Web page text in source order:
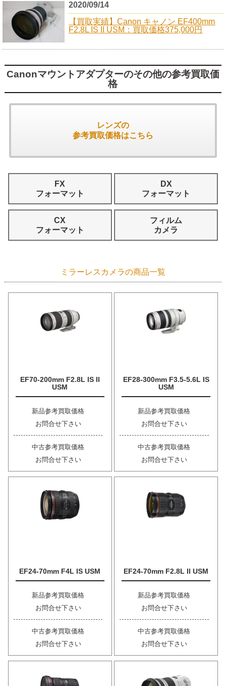
2020/09/14
【買取実績】Canon キャノン EF400mm
F2.8L IS II USM：買取価格375,000円
Canonマウントアダプターのその他の参考買取価
格
レンズの
参考買取価格はこちら
FX
フォーマット
DX
フォーマット
CX
フォーマット
フィルム
カメラ
ミラーレスカメラの商品一覧
EF70-200mm F2.8L IS II
USM
新品参考買取価格
お問合せ下さい
中古参考買取価格
お問合せ下さい
EF28-300mm F3.5-5.6L IS
USM
新品参考買取価格
お問合せ下さい
中古参考買取価格
お問合せ下さい
EF24-70mm F4L IS USM
新品参考買取価格
お問合せ下さい
中古参考買取価格
お問合せ下さい
EF24-70mm F2.8L II USM
新品参考買取価格
お問合せ下さい
中古参考買取価格
お問合せ下さい